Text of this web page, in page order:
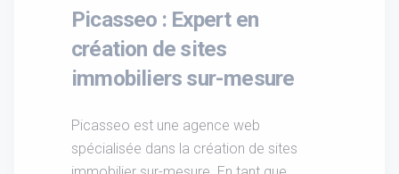
Picasseo : Expert en
création de sites
immobiliers sur-mesure
Picasseo est une agence web
spécialisée dans la création de sites